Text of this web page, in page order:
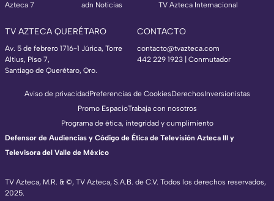
Azteca 7
adn Noticias
TV Azteca Internacional
TV AZTECA QUERÉTARO
Av. 5 de febrero 1716-1 Júrica, Torre
Altius, Piso 7,
Santiago de Querétaro, Qro.
CONTACTO
contacto@tvazteca.com
442 229 1923 | Conmutador
TV Azteca, M.R. & ©, TV Azteca, S.A.B. de C.V. Todos los derechos reservados,
2025.
Aviso de privacidadPreferencias de CookiesDerechosInversionistas
Promo EspacioTrabaja con nosotros
Programa de ética, integridad y cumplimiento
Defensor de Audiencias y Código de Ética de Televisión Azteca III y
Televisora del Valle de México